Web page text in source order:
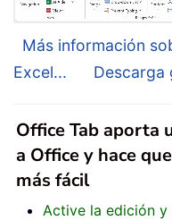
Más información
Excel...
Descarga
Office Tab aporta
a Office y hace
más fácil
Active la edición y